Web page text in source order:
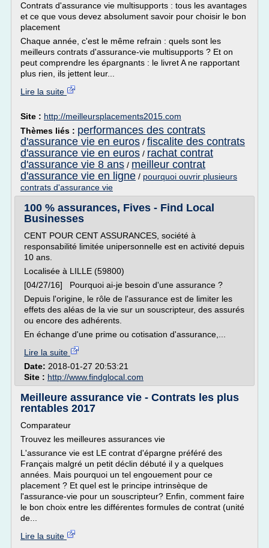
Contrats d'assurance vie multisupports : tous les avantages
et ce que vous devez absolument savoir pour choisir le bon
placement
Chaque année, c'est le même refrain : quels sont les
meilleurs contrats d'assurance-vie multisupports ? Et on
peut comprendre les épargnants : le livret A ne rapportant
plus rien, ils jettent leur...
Lire la suite
Site : http://meilleursplacements2015.com
Thèmes liés : performances des contrats
d'assurance vie en euros / fiscalite des contrats
d'assurance vie en euros / rachat contrat
d'assurance vie 8 ans / meilleur contrat
d'assurance vie en ligne / pourquoi ouvrir plusieurs
contrats d'assurance vie
100 % assurances, Fives - Find Local
Businesses
CENT POUR CENT ASSURANCES, société à
responsabilité limitée unipersonnelle est en activité depuis
10 ans.
Localisée à LILLE (59800)
[04/27/16] Pourquoi ai-je besoin d'une assurance ?
Depuis l'origine, le rôle de l'assurance est de limiter les
effets des aléas de la vie sur un souscripteur, des assurés
ou encore des adhérents.
En échange d'une prime ou cotisation d'assurance,...
Lire la suite
Date: 2018-01-27 20:53:21
Site : http://www.findglocal.com
Meilleure assurance vie - Contrats les plus
rentables 2017
Comparateur
Trouvez les meilleures assurances vie
L'assurance vie est LE contrat d'épargne préféré des
Français malgré un petit déclin débuté il y a quelques
années. Mais pourquoi un tel engouement pour ce
placement ? Et quel est le principe intrinsèque de
l'assurance-vie pour un souscripteur? Enfin, comment faire
le bon choix entre les différentes formules de contrat (unité
de...
Lire la suite